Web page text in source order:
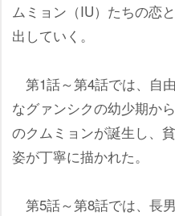
ムミョン（IU）たちの恋
出していく。
第1話～第4話では、自
なグァンシクの幼少期か
のクムミョンが誕生し、
姿が丁寧に描かれた。
第5話～第8話では、長